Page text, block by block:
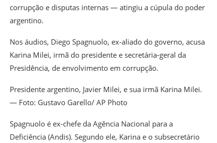
corrupção e disputas internas — atingiu a cúpula do poder
argentino.
Nos áudios, Diego Spagnuolo, ex-aliado do governo, acusa
Karina Milei, irmã do presidente e secretária-geral da
Presidência, de envolvimento em corrupção.
Presidente argentino, Javier Milei, e sua irmã Karina Milei.
— Foto: Gustavo Garello/ AP Photo
Spagnuolo é ex-chefe da Agência Nacional para a
Deficiência (Andis). Segundo ele, Karina e o subsecretário